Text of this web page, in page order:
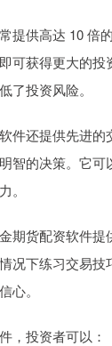
提供高达 10 倍
可获得更大的
了投资风险。
件还提供先进的
智的决策。它
。
期货配资软件提
况下练习交易
心。
，投资者可以：